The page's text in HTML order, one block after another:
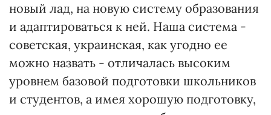
новый лад, на новую систему образования
и адаптироваться к ней. Наша система -
советская, украинская, как угодно ее
можно назвать - отличалась высоким
уровнем базовой подготовки школьников
и студентов, а имея хорошую подготовку,